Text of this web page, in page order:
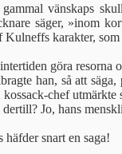
vänskaps
säger, »inom
karakter,
göra resorna
han, så att
chef
Jo, hans
snart en saga!